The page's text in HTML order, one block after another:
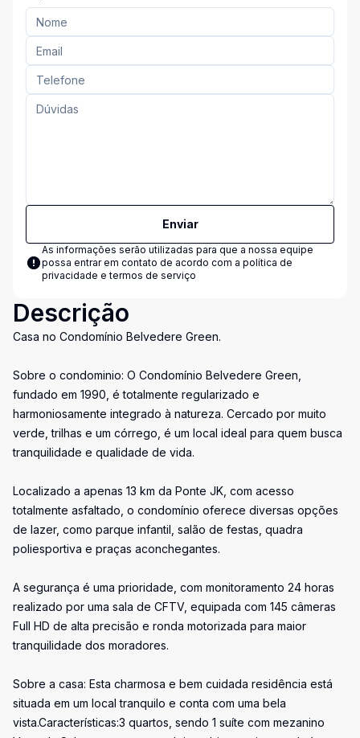
Enviar
As informações serão utilizadas para que a nossa equipe
possa entrar em contato de acordo com a política de
privacidade e termos de serviço
Descrição
Casa no Condomínio Belvedere Green.
Sobre o condominio: O Condomínio Belvedere Green,
fundado em 1990, é totalmente regularizado e
harmoniosamente integrado à natureza. Cercado por muito
verde, trilhas e um córrego, é um local ideal para quem busca
tranquilidade e qualidade de vida.
Localizado a apenas 13 km da Ponte JK, com acesso
totalmente asfaltado, o condomínio oferece diversas opções
de lazer, como parque infantil, salão de festas, quadra
poliesportiva e praças aconchegantes.
A segurança é uma prioridade, com monitoramento 24 horas
realizado por uma sala de CFTV, equipada com 145 câmeras
Full HD de alta precisão e ronda motorizada para maior
tranquilidade dos moradores.
Sobre a casa: Esta charmosa e bem cuidada residência está
situada em um local tranquilo e conta com uma bela
vista.Características:3 quartos, sendo 1 suíte com mezanino